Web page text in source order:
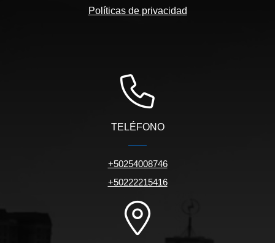
Políticas de privacidad
TELÉFONO
+50254008746
+50222215416